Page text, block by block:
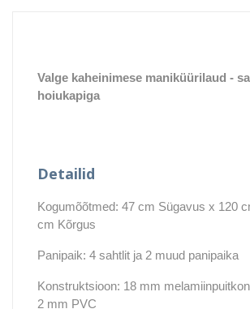
Valge kaheinimese maniküürilaud -
hoiukapiga
Detailid
Kogumõõtmed: 47 cm Sügavus x 120
cm Kõrgus
Panipaik: 4 sahtlit ja 2 muud panipaika
Konstruktsioon: 18 mm
2 mm PVC